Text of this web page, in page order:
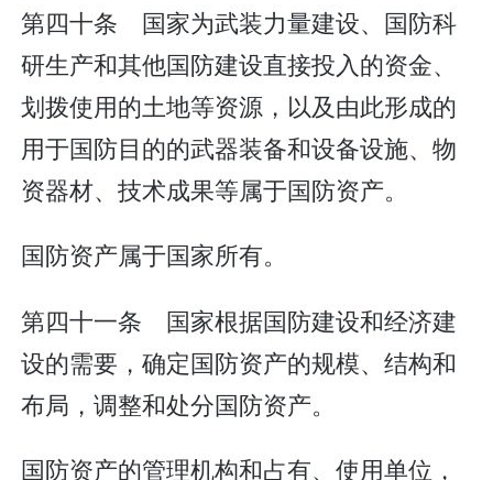
第四十条 国家为武装力量建设、国防科
研生产和其他国防建设直接投入的资金、
划拨使用的土地等资源，以及由此形成的
用于国防目的的武器装备和设备设施、物
资器材、技术成果等属于国防资产。
国防资产属于国家所有。
第四十一条 国家根据国防建设和经济建
设的需要，确定国防资产的规模、结构和
布局，调整和处分国防资产。
国防资产的管理机构和占有、使用单位，